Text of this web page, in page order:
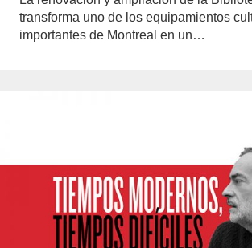
transforma uno de los equipamientos
importantes de Montreal en un…